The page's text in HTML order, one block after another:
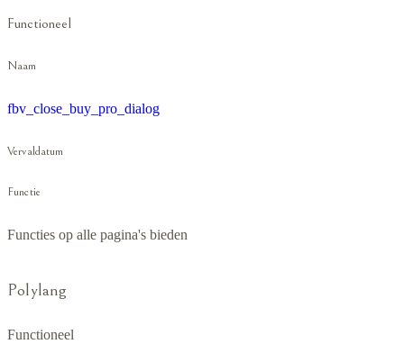
Functioneel
Naam
fbv_close_buy_pro_dialog
Vervaldatum
Functie
Functies op alle pagina's bieden
Polylang
Functioneel